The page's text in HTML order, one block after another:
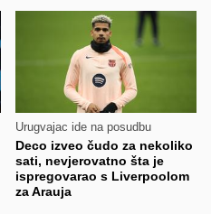
Urugvajac ide na posudbu
Deco izveo čudo za nekoliko
sati, nevjerovatno šta je
ispregovarao s Liverpoolom
za Arauja